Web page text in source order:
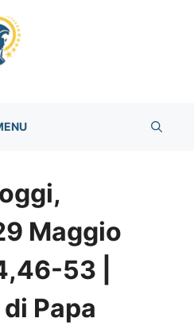
Maggio
53 |
Papa